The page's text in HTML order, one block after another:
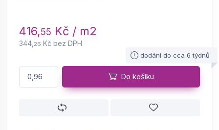
416,55 Kč / m2
344, 26 Kč bez DPH
dodání do cca 6 týdnů
Do košíku